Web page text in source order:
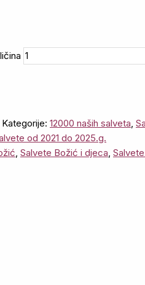
Kategorije: 12000 naših salveta,
od 2021 do 2025.g.
, Salvete Božić i djeca,